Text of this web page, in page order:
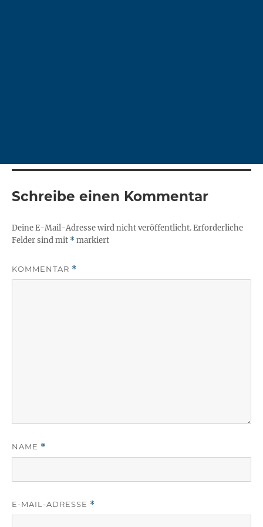
Schreibe einen Kommentar
Deine E-Mail-Adresse wird nicht veröffentlicht.Erforderliche
Felder sind mit *markiert
KOMMENTAR *
NAME *
E-MAIL-ADRESSE *